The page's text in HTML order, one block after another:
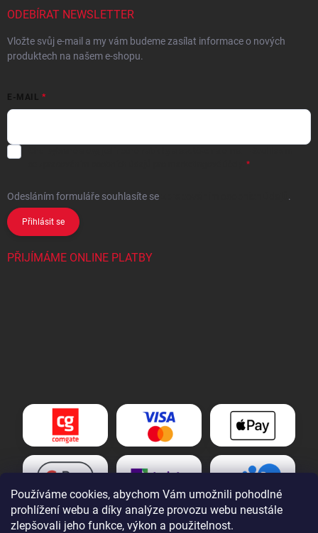
Používáme cookies, abychom Vám umožnili pohodlné
prohlížení webu a díky analýze provozu webu neustále
zlepšovali jeho funkce, výkon a použitelnost.
ODEBÍRAT NEWSLETTER
Vložte svůj e-mail a my vám budeme zasílat informace o nových
produktech na našem e-shopu.
E-MAIL
Odesláním formuláře souhlasíte se .
Přihlásit se
PŘIJÍMÁME ONLINE PLATBY